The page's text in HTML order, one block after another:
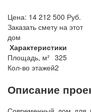
Цена: 14 212 500 Руб.
Заказать смету на этот
дом
Характеристики
Площадь, м² 325
Кол-во этажей2
Описание